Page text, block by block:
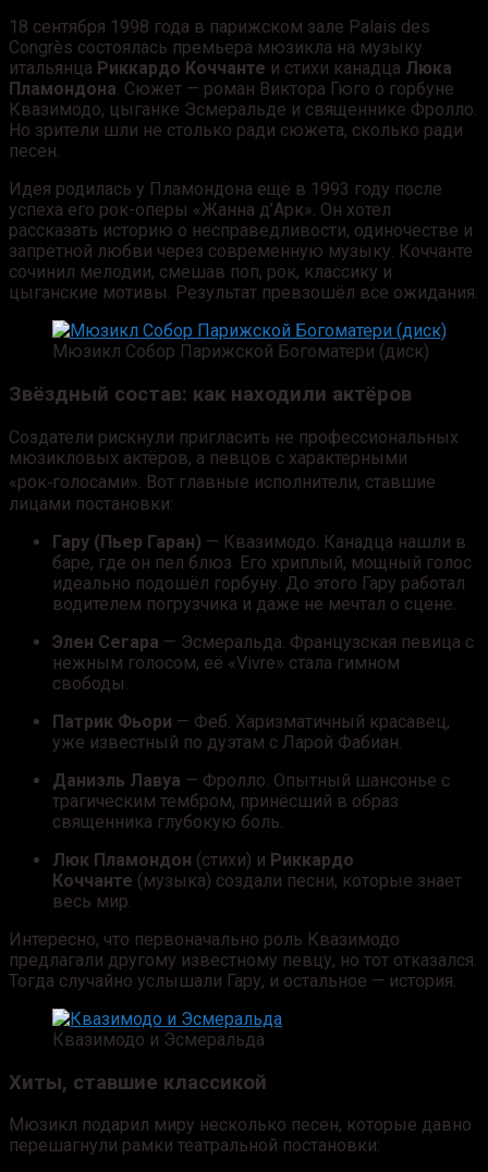
18 сентября 1998 года в парижском зале Palais des
Congrès состоялась премьера мюзикла на музыку
итальянца Риккардо Коччанте и стихи канадца Люка
Пламондона. Сюжет — роман Виктора Гюго о горбуне
Квазимодо, цыганке Эсмеральде и священнике Фролло.
Но зрители шли не столько ради сюжета, сколько ради
песен.
Идея родилась у Пламондона ещё в 1993 году после
успеха его рок-оперы «Жанна д’Арк». Он хотел
рассказать историю о несправедливости, одиночестве и
запретной любви через современную музыку. Коччанте
сочинил мелодии, смешав поп, рок, классику и
цыганские мотивы. Результат превзошёл все ожидания.
Мюзикл Собор Парижской Богоматери (диск)
Звёздный состав: как находили актёров
Создатели рискнули пригласить не профессиональных
мюзикловых актёров, а певцов с характерными
«рок‑голосами». Вот главные исполнители, ставшие
лицами постановки:
Гару (Пьер Гаран) — Квазимодо. Канадца нашли в
баре, где он пел блюз. Его хриплый, мощный голос
идеально подошёл горбуну. До этого Гару работал
водителем погрузчика и даже не мечтал о сцене.
Элен Сегара — Эсмеральда. Французская певица с
нежным голосом, её «Vivre» стала гимном
свободы.
Патрик Фьори — Феб. Харизматичный красавец,
уже известный по дуэтам с Ларой Фабиан.
Даниэль Лавуа — Фролло. Опытный шансонье с
трагическим тембром, принёсший в образ
священника глубокую боль.
Люк Пламондон (стихи) и Риккардо
Коччанте (музыка) создали песни, которые знает
весь мир.
Интересно, что первоначально роль Квазимодо
предлагали другому известному певцу, но тот отказался.
Тогда случайно услышали Гару, и остальное — история.
Квазимодо и Эсмеральда
Хиты, ставшие классикой
Мюзикл подарил миру несколько песен, которые давно
перешагнули рамки театральной постановки: